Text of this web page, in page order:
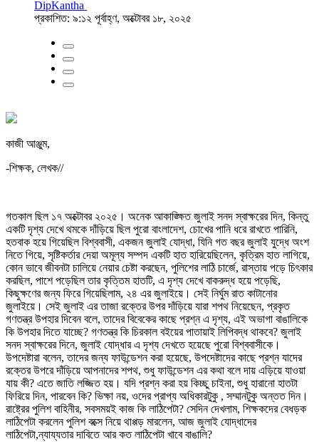
DipKantha
প্রকাশিত: ৯:১২ পূর্বাহ্ণ, অক্টোবর ১৮, ২০২৫
কাজী আঞ্জুম,
-শিক্ষক, লেখক//
গতকাল ছিল ১৭ অক্টোবর ২০২৫। অনেক আকাঙ্ক্ষিত জুলাই সনদ স্বাক্ষরের দিন, কিন্তু
একটি দৃশ্য দেখে থমকে দাঁড়িয়ে ছিল পুরো বাংলাদেশ, চোখের পানি ধরে রাখতে পারিনি,
হতবাক হয়ে গিয়েছিল বিশ্ববাসী, একজন জুলাই যোদ্ধা, যিনি গত বছর জুলাই যুদ্ধে অংশ
নিতে গিয়ে, সৃষ্টিকর্তার দেয়া অমূল্য সম্পদ একটি হাত হারিয়েছিলেন, কৃত্রিম হাত লাগিয়ে,
কোন ভাবে জীবনটা চালিয়ে নেয়ার চেষ্টা করছেন, পুলিশের লাঠি চার্জে, রাস্তায় পড়ে চিৎকার
করছিল, পাশে পড়েছিল তার কৃত্তিম হাতটি, এ দৃশ্য দেখে বাকরুদ্ধ হয়ে পড়েছি,
কিছুক্ষণের জন্য ফিরে গিয়েছিলাম, ২৪ এর জুলাইয়ে। সেই নির্ঘুম রাত কাটানোর
জুলাইয়ে। সেই জুলাই এর তাজা রক্তের উপর দাঁড়িয়ে যারা শপথ নিয়েছেন, প্রকৃত
গণতন্ত্র উপহার দিবেন বলে, তাদের বিবেকের কাছে প্রশ্ন এ দৃশ্য, এই অভাগা বাঙালিকে
কি উপহার দিতে যাচ্ছে? গণতন্ত্র কি চিরকাল বইয়ের পাতায়াই লিপিবদ্ধ থাকবে? জুলাই
সনদ স্বাক্ষরের দিনে, জুলাই যোদ্ধার এ দৃশ্য দেখতে হয়েছে পুরো বিশ্ববাসীকে।
উপদেষ্টারা বলেন, তাদের জন্য ফাউন্ডেশন করা হয়েছে, উপদেষ্টাদের কাছে প্রশ্ন যাদের
রক্তের উপরে দাঁড়িয়ে আপনাদের শপথ, শুধু ফাউন্ডেশন এর কথা বলে দায় এড়িয়ে যাওয়া
যায় কী? এতে জাতি লজ্জিত হয়। যদি প্রশ্ন করা হয় কিচ্ছু চাইনা, শুধু হারানো হাতটা
ফিরিয়ে দিন, পারবেন কি? ভিক্ষা নয়, ওদের প্রাপ্য অধিকারটুকু , সম্মানটুকু অন্তত দিন।
রাষ্ট্রের পুলিশ বাহিনীর, সবসময়ই কাজ কি লাঠিপেটা? সেদিন দেখলাম, শিক্ষকদের বেধড়ক
লাঠিপেটা করলেন পুলিশ বক্সে নিয়ে থাপ্পড় মারলেন, আজ জুলাই যোদ্ধাদের
লাঠিপেটা,ন্যায্যতার দাবিতে আর কত লাঠিপেটা খাবে বাঙালি?